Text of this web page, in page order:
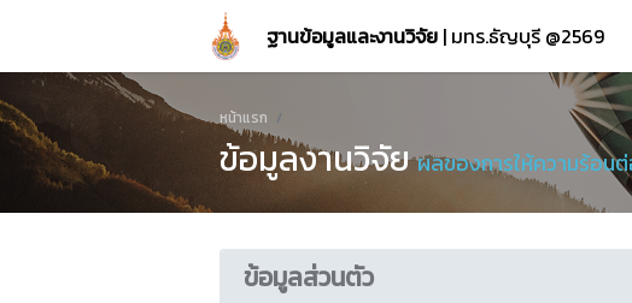
ฐานข้อมูลและงานวิจัย | มทร.ธัญบุรี @2569
หน้าแรก
ข้อมูลงานวิจัยผลของการให้ความร้อน
ข้อมูลส่วนตัว